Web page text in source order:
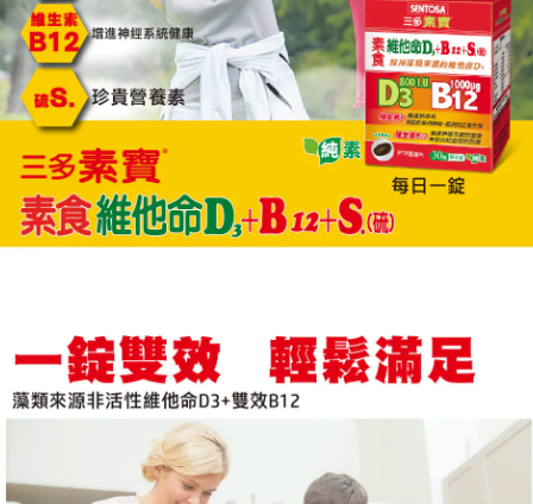
◆珍貴硫(s.)元素(來自MSM、DL-甲硫胺
酸、牛磺酸)：滋補強身、靈活健康。
◆維生素B1：幫助維持皮膚、心臟及神經
系統的正常功能。B2幫助維持皮膚健康、
B6增進神經系統的健康。
◆葉酸B9 ：有助於紅血球的形成。有助於
胎兒的正常發育與生長。
◆牛磺酸、膽鹼、紅甜菜粉：幫助消化，
促進新陳代謝，調節生理機能。
注重養顏美容者、飲食不均衡者、運動勞力
者。